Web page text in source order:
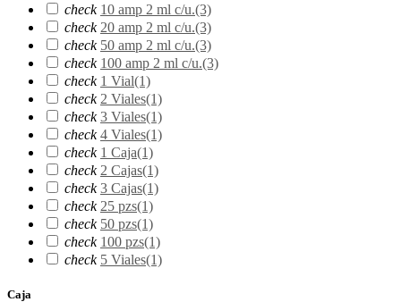
check 10 amp 2 ml c/u.(3)
check 20 amp 2 ml c/u.(3)
check 50 amp 2 ml c/u.(3)
check 100 amp 2 ml c/u.(3)
check 1 Vial(1)
check 2 Viales(1)
check 3 Viales(1)
check 4 Viales(1)
check 1 Caja(1)
check 2 Cajas(1)
check 3 Cajas(1)
check 25 pzs(1)
check 50 pzs(1)
check 100 pzs(1)
check 5 Viales(1)
Caja